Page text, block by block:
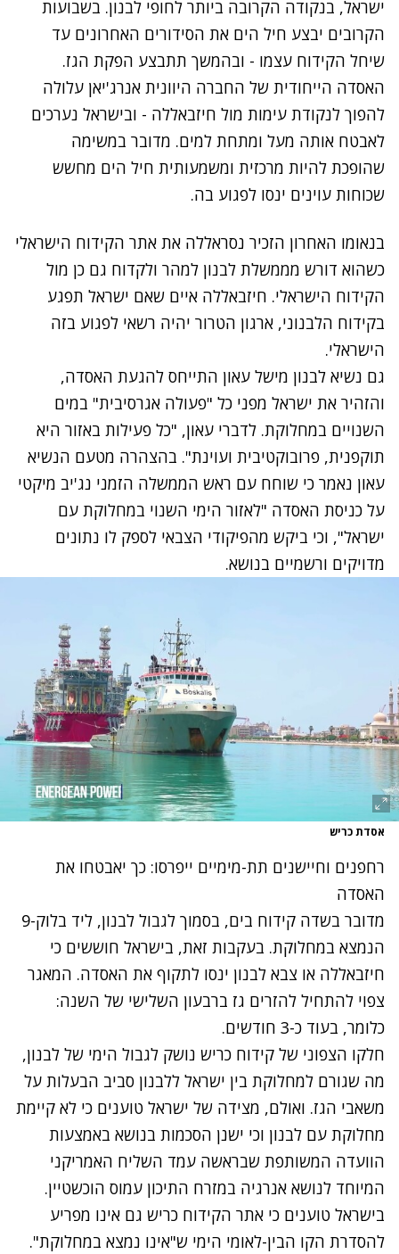
ישראל, בנקודה הקרובה ביותר לחופי לבנון. בשבועות
הקרובים יבצע חיל הים את הסידורים האחרונים עד
שיחל הקידוח עצמו - ובהמשך תתבצע הפקת הגז.
האסדה הייחודית של החברה היוונית אנרג'יאן עלולה
להפוך לנקודת עימות מול חיזבאללה - ובישראל נערכים
לאבטח אותה מעל ומתחת למים. מדובר במשימה
שהופכת להיות מרכזית ומשמעותית חיל הים מחשש
שכוחות עוינים ינסו לפגוע בה.
בנאומו האחרון הזכיר נסראללה את אתר הקידוח הישראלי
כשהוא דורש מממשלת לבנון למהר ולקדוח גם כן מול
הקידוח הישראלי. חיזבאללה איים שאם ישראל תפגע
בקידוח הלבנוני, ארגון הטרור יהיה רשאי לפגוע בזה
הישראלי.
גם נשיא לבנון מישל עאון התייחס להגעת האסדה,
והזהיר את ישראל מפני כל "פעולה אגרסיבית" במים
השנויים במחלוקת. לדברי עאון, "כל פעילות באזור היא
תוקפנית, פרובוקטיבית ועוינת". בהצהרה מטעם הנשיא
עאון נאמר כי שוחח עם ראש הממשלה הזמני נג'יב מיקטי
על כניסת האסדה "לאזור הימי השנוי במחלוקת עם
ישראל", וכי ביקש מהפיקודי הצבאי לספק לו נתונים
מדויקים ורשמיים בנושא.
אסדת כריש
רחפנים וחיישנים תת-מימיים ייפרסו: כך יאבטחו את
האסדה
מדובר בשדה קידוח בים, בסמוך לגבול לבנון, ליד בלוק-9
הנמצא במחלוקת. בעקבות זאת, בישראל חוששים כי
חיזבאללה או צבא לבנון ינסו לתקוף את האסדה. המאגר
צפוי להתחיל להזרים גז ברבעון השלישי של השנה:
כלומר, בעוד כ-3 חודשים.
חלקו הצפוני של קידוח כריש נושק לגבול הימי של לבנון,
מה שגורם למחלוקת בין ישראל ללבנון סביב הבעלות על
משאבי הגז. ואולם, מצידה של ישראל טוענים כי לא קיימת
מחלוקת עם לבנון וכי ישנן הסכמות בנושא באמצעות
הוועדה המשותפת שבראשה עמד השליח האמריקני
המיוחד לנושא אנרגיה במזרח התיכון עמוס הוכשטיין.
בישראל טוענים כי אתר הקידוח כריש גם אינו מפריע
להסדרת הקו הבין-לאומי הימי ש"אינו נמצא במחלוקת".